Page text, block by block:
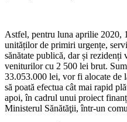
Astfel, pentru luna aprilie 2020,
unităților de primiri urgențe,
sănătate publică, dar și rezidenți
veniturilor cu 2 500 lei brut.
33.053.000 lei, vor fi alocate de
să poată efectua cât mai rapid
apoi, în cadrul unui proiect
Ministerul Sănătăţii, într-un